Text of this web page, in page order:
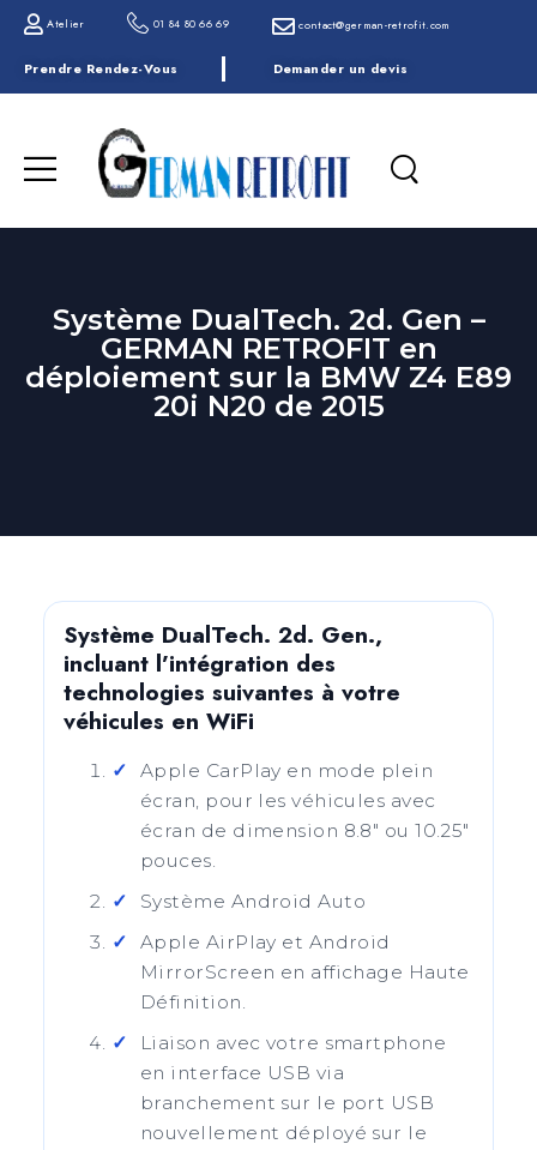
Atelier 01 84 80 66 69 contact@german-retrofit.com
Prendre Rendez-Vous Demander un devis
Système DualTech. 2d. Gen –
GERMAN RETROFIT en
déploiement sur la BMW Z4 E89
20i N20 de 2015
Système DualTech. 2d. Gen.,
incluant l’intégration des
technologies suivantes à votre
véhicules en WiFi
Apple CarPlay en mode plein
écran, pour les véhicules avec
écran de dimension 8.8" ou 10.25"
pouces.
Système Android Auto
Apple AirPlay et Android
MirrorScreen en affichage Haute
Définition.
Liaison avec votre smartphone
en interface USB via
branchement sur le port USB
nouvellement déployé sur le